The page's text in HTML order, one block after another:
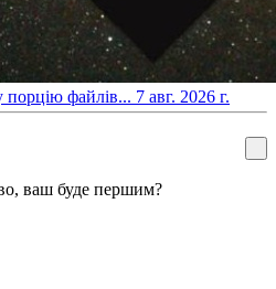
файлів... 7 авг. 2026 г.
ваш буде першим?